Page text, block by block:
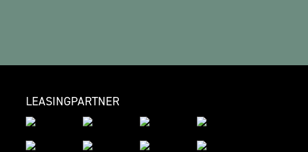
LEASINGPARTNER